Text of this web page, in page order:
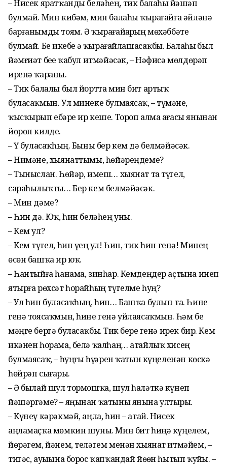
– Нисек яратҡанды беләһең, тик балаһыҙ йәшәп
булмай. Мин кибәм, мин балаһыҙ ҡырағайға әйләнә
барғанымды тоям. Ә ҡырағайҙарҙың мөхәббәте
булмай. Беҙ икебеҙ ҙә ҡырағайлашасаҡбыҙ. Балаһыҙ был
йәмғиәт беҙҙе ҡабул итмәйәсәк, – Нәфисә мөлдөрәп
иренә ҡараны.
– Тик балалы был йортта мин бит артыҡ
буласаҡмын. Ул минеке булмаясаҡ, – түҙмәне,
ҡысҡырып ебәрҙе ир кеше. Тороп алма ағасы янынан
йөрөп килде.
– Үҙ буласаҡһың. Быны бер кем дә белмәйәсәк.
– Нимәне, хыянаттымы, һөйәреңдеме?
– Тыныслан. Һөйәр, имеш… хыянат та түгел,
сараһыҙлыҡты… Бер кем белмәйәсәк.
– Мин дәме?
– Һин дә. Юҡ, һин беләһең уны.
– Кем ул?
– Кем түгел, һин үҙең ул! Һин, тик һин генә! Минең
өсөн башҡа ир юҡ.
– Һантыйға һанама, зинһар. Кемдеңдер аҫтына инеп
ятырға рөхсәт һорайһың түгелме һуң?
– Ул һин буласаҡһың, һин… Башҡа булып та. Һине
генә тоясаҡмын, һине генә уйлаясаҡмын. Һәм беҙ
мәңге бергә буласаҡбыҙ. Тик берҙе генә ирек бир. Кем
икәнен һорама, белә ҡалһаң… атайлыҡ хисең
булмаясаҡ, – һуңғы һүҙҙәрен ҡатын күңеленән көскә
һөйрәп сығарҙы.
– Ә былай шул тормошҡа, шул һаләткә күнеп
йәшәргәме? – яңынан ҡатыны янына ултырҙы.
– Күнеү кәрәкмәй, аңла, һин – атай. Нисек
аңламаҫҡа мөмкин шуны. Мин бит һиңә күңелем,
йөрәгем, йәнем, теләгем менән хыянат итмәйем, –
тигәс, ауыҙына борос ҡапҡандай йөҙөн һытып ҡуйҙы. –